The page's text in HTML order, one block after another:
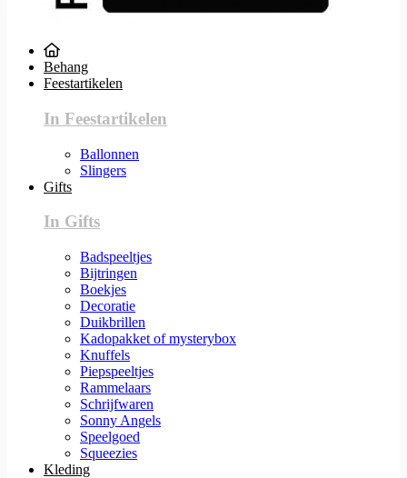
Behang
Feestartikelen
In Feestartikelen
Ballonnen
Slingers
Gifts
In Gifts
Badspeeltjes
Bijtringen
Boekjes
Decoratie
Duikbrillen
Kadopakket of mysterybox
Knuffels
Piepspeeltjes
Rammelaars
Schrijfwaren
Sonny Angels
Speelgoed
Squeezies
Kleding